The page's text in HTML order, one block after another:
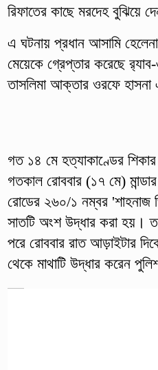
রিফাতের কাছে মরদেহ বুঝিয়ে
এ ঘটনায় প্রধান আসামি
মেয়েকে গ্রেপ্তার করেছে
তাসলিমা আক্তার ওরফে
গত ১৪ মে হত্যাকাণ্ডের
গতকাল রোববার (১৭ মে)
রোডের ২৬০/১ নম্বর 'শাহনাজ
সাতটি অংশ উদ্ধার করা হয়।
পরে রোববার রাত আড়াইটার
থেকে মাথাটি উদ্ধার করেন